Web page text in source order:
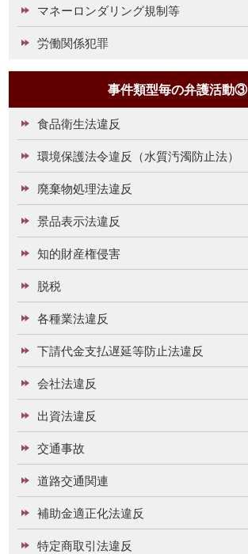
マネーロンダリング規制等
労働関係犯罪
事件類型毎の弁護活動③
食品衛生法違反
環境保護法令違反（水質汚濁防止法）
廃棄物処理法違反
景品表示法違反
知的財産権侵害
脱税
各種業法違反
下請代金支払遅延等防止法違反
会社法違反
出資法違反
交通事故
道路交通関連
補助金適正化法違反
特定商取引法違反